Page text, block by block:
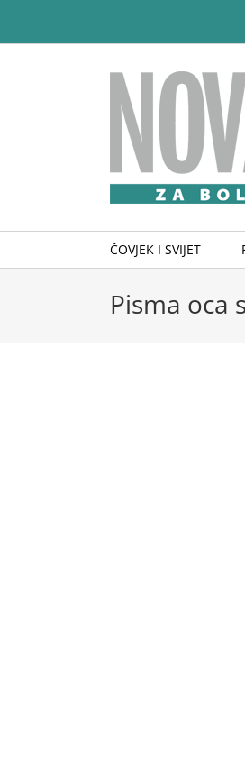
content
ČOVJEK I SVIJET
Pisma oca